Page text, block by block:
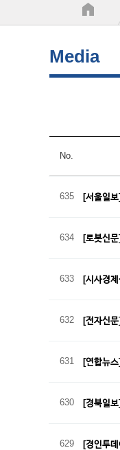
Media
No.
635 [서울일
634 [로봇신
633 [시사경
632 [전자신
631 [연합뉴
630 [경북일
629 [경인투